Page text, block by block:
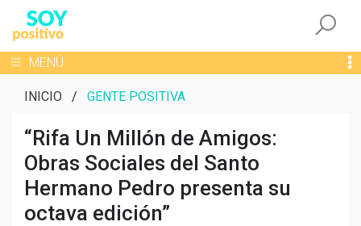
Toggle navigation
MENÚ
INICIO / GENTE POSITIVA
“Rifa Un Millón de Amigos:
Obras Sociales del Santo
Hermano Pedro presenta su
octava edición”